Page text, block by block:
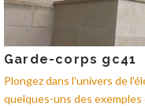
Garde-corps gc41
Plongez dans l'univers de
quelques-uns des exemples